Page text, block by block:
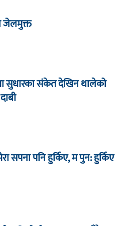
जेलमुक्त
सुधारका संकेत देखिन थालेको
सपना पनि हुर्किए, म पुन: हुर्किए